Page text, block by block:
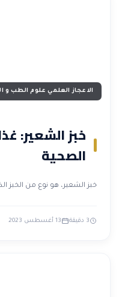
الاعجاز العلمي علوم الطب و
خبز الشعير:
الصحية
خبز الشعير، هو نوع من الخبز
3 دقيقة 13 أغسطس 2023